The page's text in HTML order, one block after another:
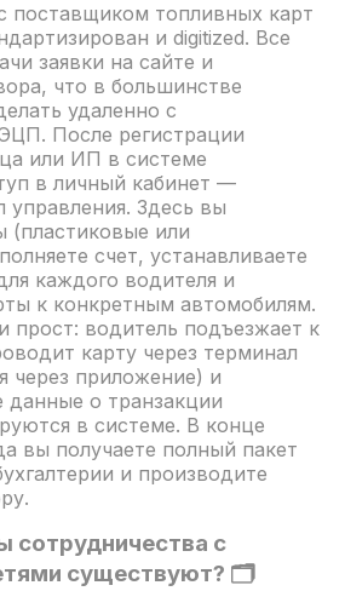
поставщиком топливных карт
и digitized. Все
заявки на сайте и
что в большинстве
удаленно с
После регистрации
или ИП в системе
в личный кабинет —
управления. Здесь вы
(пластиковые или
счет, устанавливаете
каждого водителя и
к конкретным автомобилям.
прост: водитель подъезжает к
карту через терминал
через приложение) и
данные о транзакции
в системе. В конце
вы получаете полный пакет
и производите
сотрудничества с
существуют? 🗂️